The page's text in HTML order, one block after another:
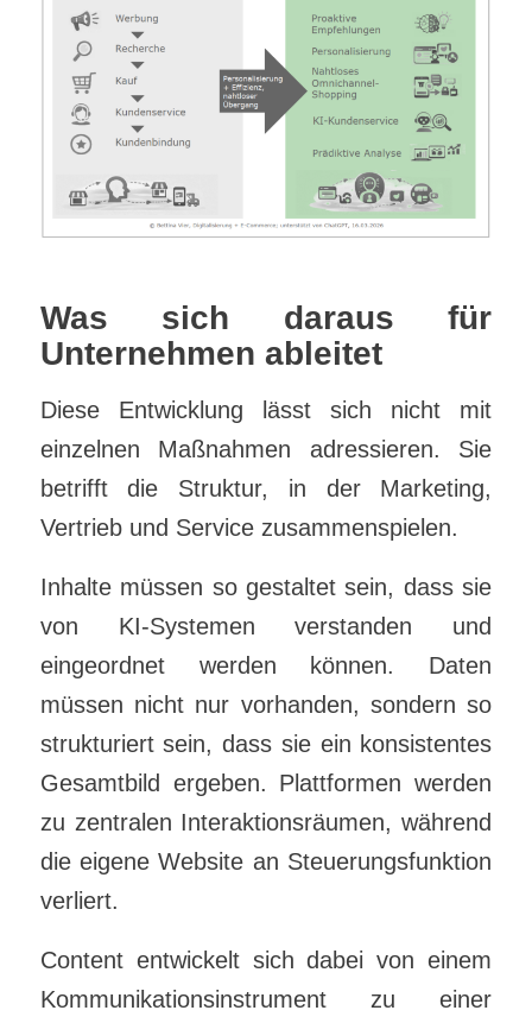
Was sich daraus für
Unternehmen ableitet
Diese Entwicklung lässt sich nicht mit
einzelnen Maßnahmen adressieren. Sie
betrifft die Struktur, in der Marketing,
Vertrieb und Service zusammenspielen.
Inhalte müssen so gestaltet sein, dass sie
von KI-Systemen verstanden und
eingeordnet werden können. Daten
müssen nicht nur vorhanden, sondern so
strukturiert sein, dass sie ein konsistentes
Gesamtbild ergeben. Plattformen werden
zu zentralen Interaktionsräumen, während
die eigene Website an Steuerungsfunktion
verliert.
Content entwickelt sich dabei von einem
Kommunikationsinstrument zu einer